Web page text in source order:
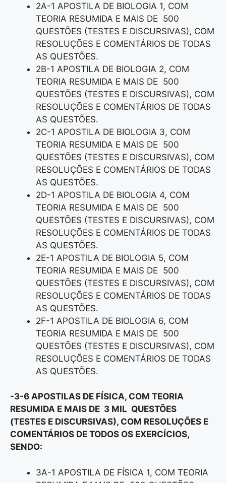
2A-1 APOSTILA DE BIOLOGIA 1, COM
TEORIA RESUMIDA E MAIS DE 500
QUESTÕES (TESTES E DISCURSIVAS), COM
RESOLUÇÕES E COMENTÁRIOS DE TODAS
AS QUESTÕES.
2B-1 APOSTILA DE BIOLOGIA 2, COM
TEORIA RESUMIDA E MAIS DE 500
QUESTÕES (TESTES E DISCURSIVAS), COM
RESOLUÇÕES E COMENTÁRIOS DE TODAS
AS QUESTÕES.
2C-1 APOSTILA DE BIOLOGIA 3, COM
TEORIA RESUMIDA E MAIS DE 500
QUESTÕES (TESTES E DISCURSIVAS), COM
RESOLUÇÕES E COMENTÁRIOS DE TODAS
AS QUESTÕES.
2D-1 APOSTILA DE BIOLOGIA 4, COM
TEORIA RESUMIDA E MAIS DE 500
QUESTÕES (TESTES E DISCURSIVAS), COM
RESOLUÇÕES E COMENTÁRIOS DE TODAS
AS QUESTÕES.
2E-1 APOSTILA DE BIOLOGIA 5, COM
TEORIA RESUMIDA E MAIS DE 500
QUESTÕES (TESTES E DISCURSIVAS), COM
RESOLUÇÕES E COMENTÁRIOS DE TODAS
AS QUESTÕES.
2F-1 APOSTILA DE BIOLOGIA 6, COM
TEORIA RESUMIDA E MAIS DE 500
QUESTÕES (TESTES E DISCURSIVAS), COM
RESOLUÇÕES E COMENTÁRIOS DE TODAS
AS QUESTÕES.
-3-6 APOSTILAS DE FÍSICA, COM TEORIA
RESUMIDA E MAIS DE 3 MIL QUESTÕES
(TESTES E DISCURSIVAS), COM RESOLUÇÕES E
COMENTÁRIOS DE TODOS OS EXERCÍCIOS,
SENDO:
3A-1 APOSTILA DE FÍSICA 1, COM TEORIA